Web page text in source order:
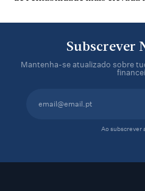
Subscrever
Mantenha-se atualizado sobre
Ao subscrever